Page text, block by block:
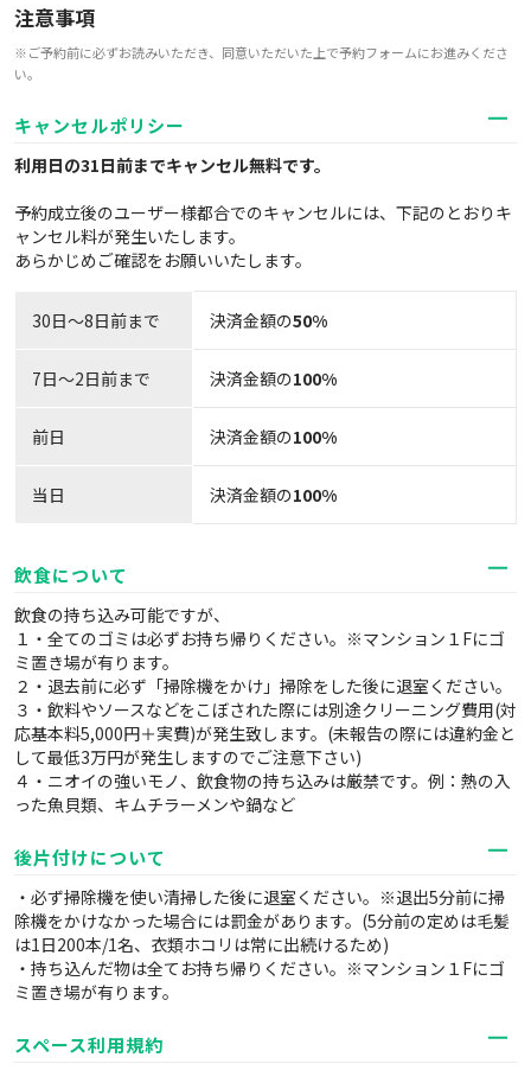
注意事項
※ご予約前に必ずお読みいただき、同意いただいた上で予約フォームにお進みくださ
い。
キャンセルポリシー
利用日の31日前までキャンセル無料です。
予約成立後のユーザー様都合でのキャンセルには、下記のとおりキ
ャンセル料が発生いたします。
あらかじめご確認をお願いいたします。
30日〜8日前まで 決済金額の50%
7日～2日前まで 決済金額の100%
前日 決済金額の100%
当日 決済金額の100%
飲食について
飲食の持ち込み可能ですが、
１・全てのゴミは必ずお持ち帰りください。※マンション１Fにゴ
ミ置き場が有ります。
２・退去前に必ず「掃除機をかけ」掃除をした後に退室ください。
３・飲料やソースなどをこぼされた際には別途クリーニング費用(対
応基本料5,000円＋実費)が発生致します。(未報告の際には違約金と
して最低3万円が発生しますのでご注意下さい)
４・ニオイの強いモノ、飲食物の持ち込みは厳禁です。例：熱の入
った魚貝類、キムチラーメンや鍋など
後片付けについて
・必ず掃除機を使い清掃した後に退室ください。※退出5分前に掃
除機をかけなかった場合には罰金があります。(5分前の定めは毛髪
は1日200本/1名、衣類ホコリは常に出続けるため)
・持ち込んだ物は全てお持ち帰りください。※マンション１Fにゴ
ミ置き場が有ります。
スペース利用規約